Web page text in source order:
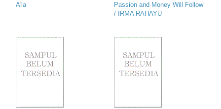
A'la
Passion and Money Will Follow
/ IRMA RAHAYU